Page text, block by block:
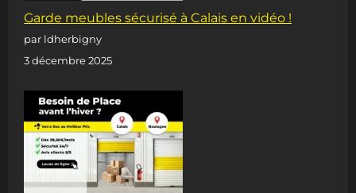
Garde meubles sécurisé à Calais en vidéo !
par ldherbigny
3 décembre 2025